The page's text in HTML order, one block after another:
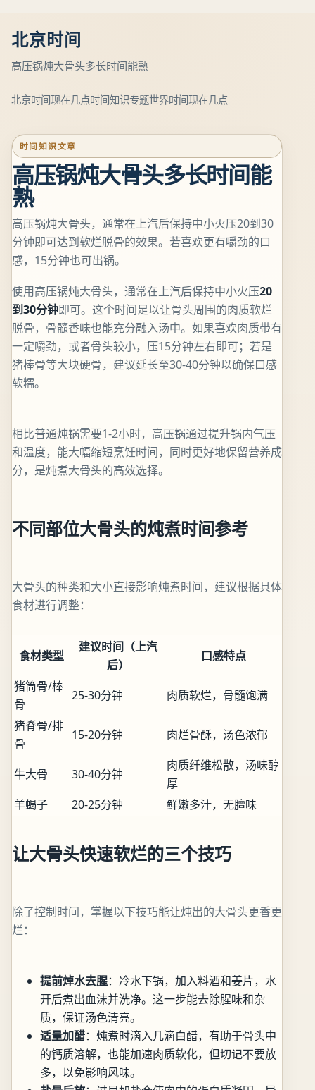
北京时间
高压锅炖大骨头多长时间能熟
北京时间现在几点时间知识专题世界时间现在几点
时间知识文章
高压锅炖大骨头多长时间能
熟
高压锅炖大骨头，通常在上汽后保持中小火压20到30
分钟即可达到软烂脱骨的效果。若喜欢更有嚼劲的口
感，15分钟也可出锅。
使用高压锅炖大骨头，通常在上汽后保持中小火压20
到30分钟即可。这个时间足以让骨头周围的肉质软烂
脱骨，骨髓香味也能充分融入汤中。如果喜欢肉质带有
一定嚼劲，或者骨头较小，压15分钟左右即可；若是
猪棒骨等大块硬骨，建议延长至30-40分钟以确保口感
软糯。
相比普通炖锅需要1-2小时，高压锅通过提升锅内气压
和温度，能大幅缩短烹饪时间，同时更好地保留营养成
分，是炖煮大骨头的高效选择。
不同部位大骨头的炖煮时间参考
大骨头的种类和大小直接影响炖煮时间，建议根据具体
食材进行调整：
食材类型
建议时间（上汽
后）
口感特点
猪筒骨/棒
骨
25-30分钟
肉质软烂，骨髓饱满
猪脊骨/排
骨
15-20分钟 肉烂骨酥，汤色浓郁
牛大骨 30-40分钟
肉质纤维松散，汤味醇
厚
羊蝎子
20-25分钟 鲜嫩多汁，无膻味
让大骨头快速软烂的三个技巧
除了控制时间，掌握以下技巧能让炖出的大骨头更香更
烂：
提前焯水去腥：冷水下锅，加入料酒和姜片，水
开后煮出血沫并洗净。这一步能去除腥味和杂
质，保证汤色清亮。
适量加醋：炖煮时滴入几滴白醋，有助于骨头中
的钙质溶解，也能加速肉质软化，但切记不要放
多，以免影响风味。